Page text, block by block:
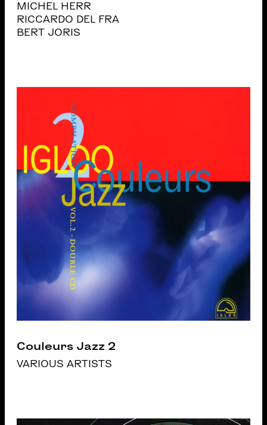
MICHEL HERR
RICCARDO DEL FRA
BERT JORIS
Couleurs Jazz 2
VARIOUS ARTISTS